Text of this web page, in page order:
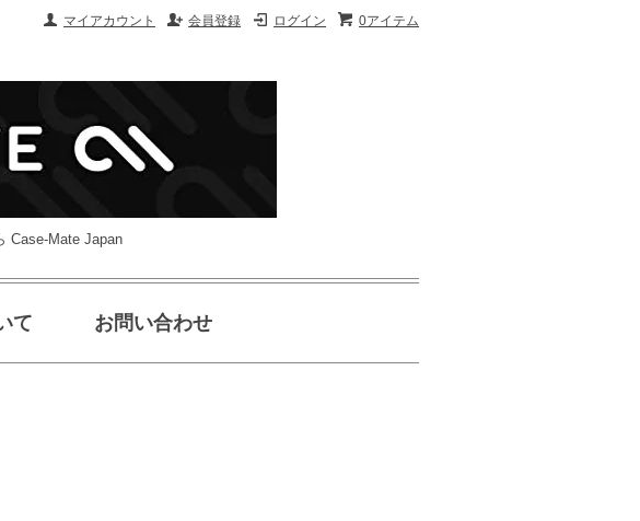
0アイテム
ログイン
会員登録
マイアカウント
Case-Mate Japan
て お問い合わせ